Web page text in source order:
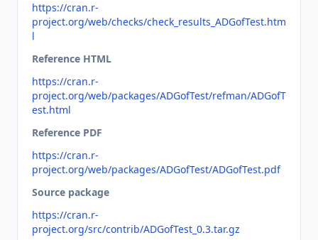
https://cran.r-
project.org/web/checks/check_results_ADGofTest.htm
l
Reference HTML
https://cran.r-
project.org/web/packages/ADGofTest/refman/ADGofT
est.html
Reference PDF
https://cran.r-
project.org/web/packages/ADGofTest/ADGofTest.pdf
Source package
https://cran.r-
project.org/src/contrib/ADGofTest_0.3.tar.gz